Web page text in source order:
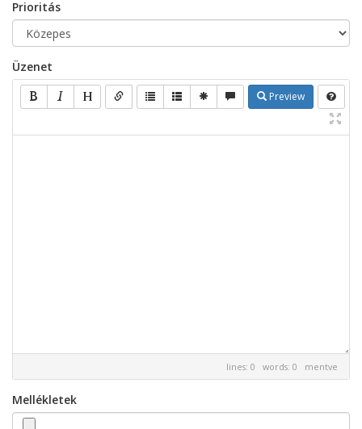
Prioritás
Üzenet
Preview
lines: 0 words: 0 mentve
Mellékletek